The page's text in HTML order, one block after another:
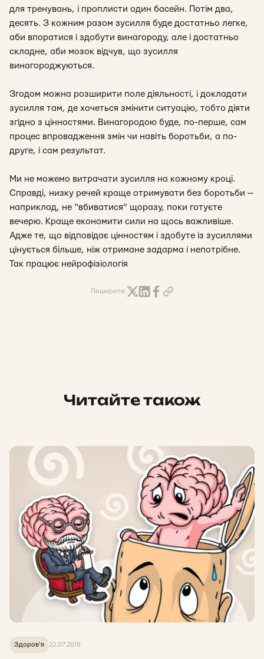
для тренувань, і проплисти один басейн. Потім два,
десять. З кожним разом зусилля буде достатньо легке,
аби впоратися і здобути винагороду, але і достатньо
складне, аби мозок відчув, що зусилля
винагороджуються.
Згодом можна розширити поле діяльності, і докладати
зусилля там, де хочеться змінити ситуацію, тобто діяти
згідно з цінностями. Винагородою буде, по-перше, сам
процес впровадження змін чи навіть боротьби, а по-
друге, і сам результат.
Ми не можемо витрачати зусилля на кожному кроці.
Справді, низку речей краще отримувати без боротьби —
наприклад, не “вбиватися” щоразу, поки готуєте
вечерю. Краще економити сили на щось важливіше.
Адже те, що відповідає цінностям і здобуте із зусиллями
цінується більше, ніж отримане задарма і непотрібне.
Так працює нейрофізіологія
Поширити:
Читайте також
Здоров'я 22.07.2019